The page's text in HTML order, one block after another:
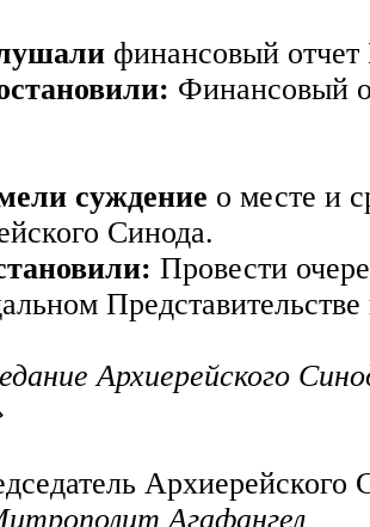
финансовый
Финансовый
суждение о месте и
Синода.
Провести
Архиерейского
Архиерейского
Агафангел